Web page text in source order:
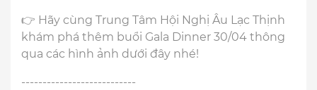
👉 Hãy cùng Trung Tâm Hội Nghị Âu Lạc Thịnh
khám phá thêm buổi Gala Dinner 30/04 thông
qua các hình ảnh dưới đây nhé!
---------------------------